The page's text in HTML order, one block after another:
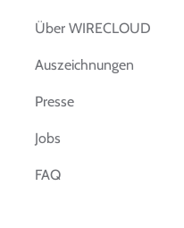
Über WIRECLOUD
Auszeichnungen
Presse
Jobs
FAQ